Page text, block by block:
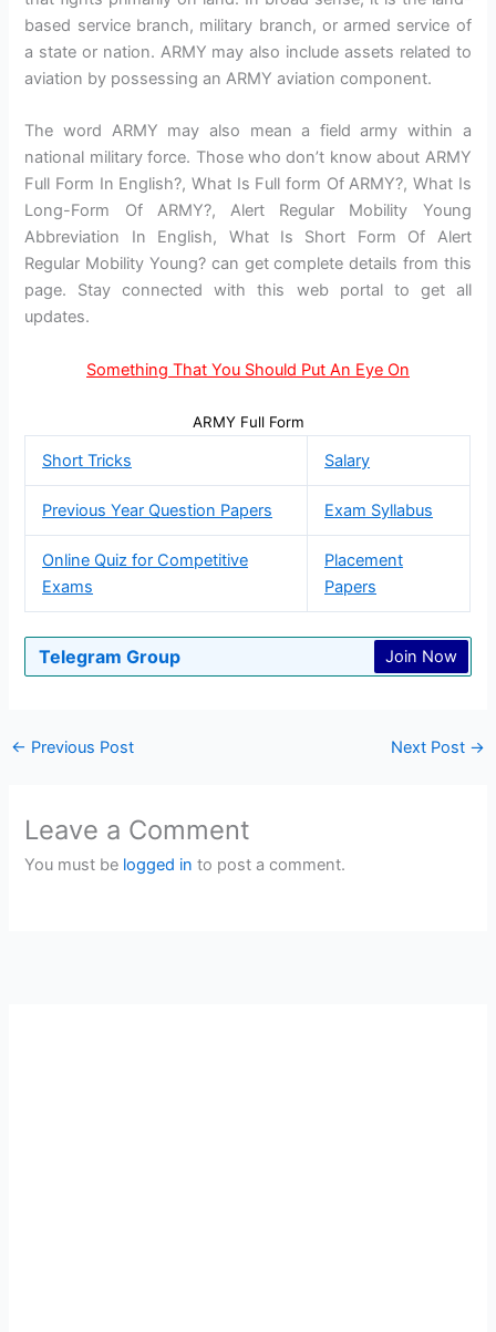
based service branch, military branch, or armed service of
a state or nation. ARMY may also include assets related to
aviation by possessing an ARMY aviation component.
The word ARMY may also mean a field army within a
national military force. Those who don’t know about ARMY
Full Form In English?, What Is Full form Of ARMY?, What Is
Long-Form Of ARMY?, Alert Regular Mobility Young
Abbreviation In English, What Is Short Form Of Alert
Regular Mobility Young? can get complete details from this
page. Stay connected with this web portal to get all
updates.
Something That You Should Put An Eye On
ARMY Full Form
Short Tricks Salary
Previous Year Question Papers Exam Syllabus
Online Quiz for Competitive
Exams
Placement
Papers
Telegram Group Join Now
← Previous Post Next Post →
Leave a Comment
You must be logged in to post a comment.